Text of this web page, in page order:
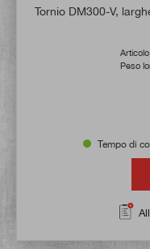
Tornio DM300-V,
Peso
Tempo di